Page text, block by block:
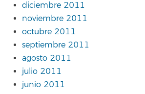
diciembre 2011
noviembre 2011
octubre 2011
septiembre 2011
agosto 2011
julio 2011
junio 2011